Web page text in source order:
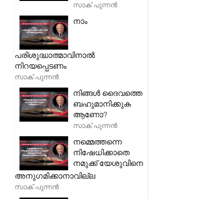
സാക് പുന്നൻ
നാം
പരിശുദ്ധാത്മാവിനാൽ
നിറയപ്പെടണം
സാക് പുന്നൻ
നിങ്ങൾ ദൈവത്തെ
ബഹുമാനിക്കുക
ആണോ?
സാക് പുന്നൻ
നമ്മെത്തന്നെ
നിഷേധിക്കാതെ
നമുക്ക് യേശുവിനെ
അനുഗമിക്കാനാവില്ല
സാക് പുന്നൻ